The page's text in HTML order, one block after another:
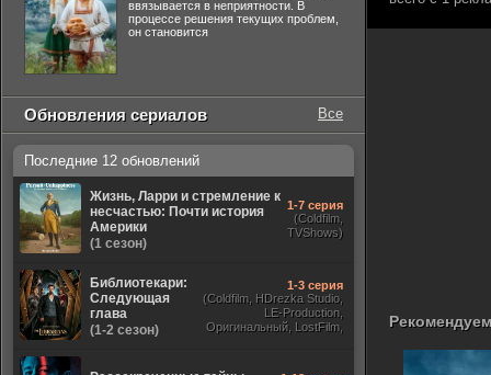
ввязывается в неприятности. В
процессе решения текущих проблем,
он становится
Обновления сериалов Все
Последние 12 обновлений
Жизнь, Ларри и стремление к
несчастью: Почти история
Америки
(1 сезон)
1-7 серия
(Coldfilm,
TVShows)
Библиотекари:
Следующая
глава
(1-2 сезон)
1-3 серия
(Coldfilm, HDrezka Studio,
LE-Production,
Оригинальный, LostFilm,